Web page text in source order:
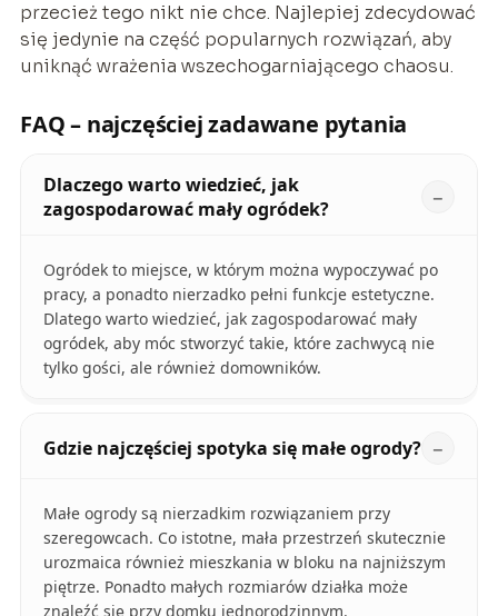
przecież tego nikt nie chce. Najlepiej zdecydować
się jedynie na część popularnych rozwiązań, aby
uniknąć wrażenia wszechogarniającego chaosu.
FAQ – najczęściej zadawane pytania
Dlaczego warto wiedzieć, jak
zagospodarować mały ogródek?
Ogródek to miejsce, w którym można wypoczywać po
pracy, a ponadto nierzadko pełni funkcje estetyczne.
Dlatego warto wiedzieć, jak zagospodarować mały
ogródek, aby móc stworzyć takie, które zachwycą nie
tylko gości, ale również domowników.
Gdzie najczęściej spotyka się małe ogrody?
Małe ogrody są nierzadkim rozwiązaniem przy
szeregowcach. Co istotne, mała przestrzeń skutecznie
urozmaica również mieszkania w bloku na najniższym
piętrze. Ponadto małych rozmiarów działka może
znaleźć się przy domku jednorodzinnym.